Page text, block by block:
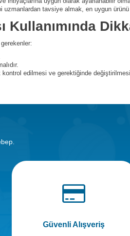
uzmanlardan tavsiye almak, en uygun ürünü
Kullanımında
edilmesi ve gerektiğinde
Güvenli Alışveriş